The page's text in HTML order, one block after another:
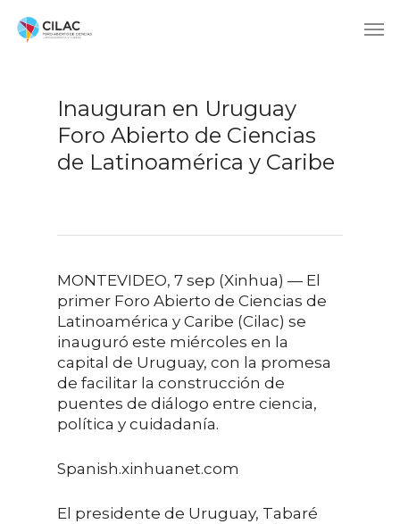
Inauguran en Uruguay
Foro Abierto de Ciencias
de Latinoamérica y Caribe
MONTEVIDEO, 7 sep (Xinhua) — El
primer Foro Abierto de Ciencias de
Latinoamérica y Caribe (Cilac) se
inauguró este miércoles en la
capital de Uruguay, con la promesa
de facilitar la construcción de
puentes de diálogo entre ciencia,
política y cuidadanía.
Spanish.xinhuanet.com
El presidente de Uruguay, Tabaré